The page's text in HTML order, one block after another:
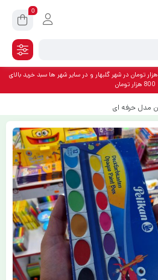
0
ارسال رایگان = برای سبد خرید بالای 500 هزار تومان در شهر گلبهار و در سایر شهر ها سبد خرید بالای
800 هزار تومان